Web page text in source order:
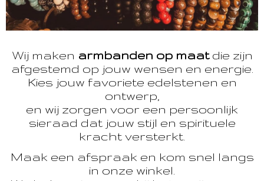
Wij maken armbanden op maatdie zijn
afgestemd op jouw wensen en energie.
Kies jouw favoriete edelstenen en
ontwerp,
en wij zorgen voor een persoonlijk
sieraad dat jouw stijl en spirituele
kracht versterkt.
Maak een afspraak en kom snel langs
in onze winkel.